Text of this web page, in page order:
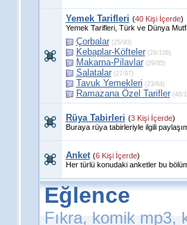
Yemek Tarifleri (40 Kişi İçerde)
Yemek Tarifleri, Türk ve Dünya
Çorbalar(25/90)
Kebaplar-Köfteler(26/106)
Makarna-Pilavlar(29/85)
Salatalar(27/97)
Tavuk Yemekleri (23/64)
Ramazana Özel Tarifler(46/
Rüya Tabirleri (3 Kişi İçerde)
Buraya rüya tabirleriyle ilgili
Anket (6 Kişi İçerde)
Her türlü konudaki anketler bu
Eğlence
Fıkra, komik mp3,